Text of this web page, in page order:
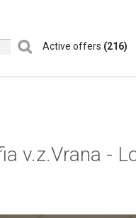
Active offers (216)
v.z.Vrana -